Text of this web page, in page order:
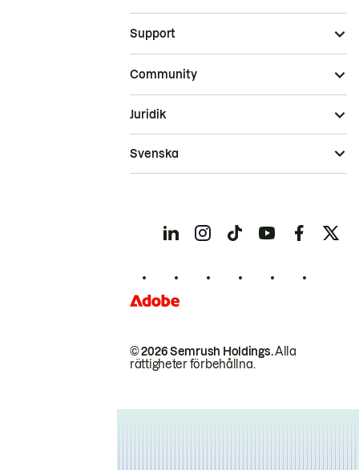
Support
Community
© 2026 Semrush Holdings.Alla
rättigheter förbehållna.
Juridik
Svenska